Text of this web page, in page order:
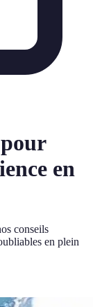
en
conseils
en plein